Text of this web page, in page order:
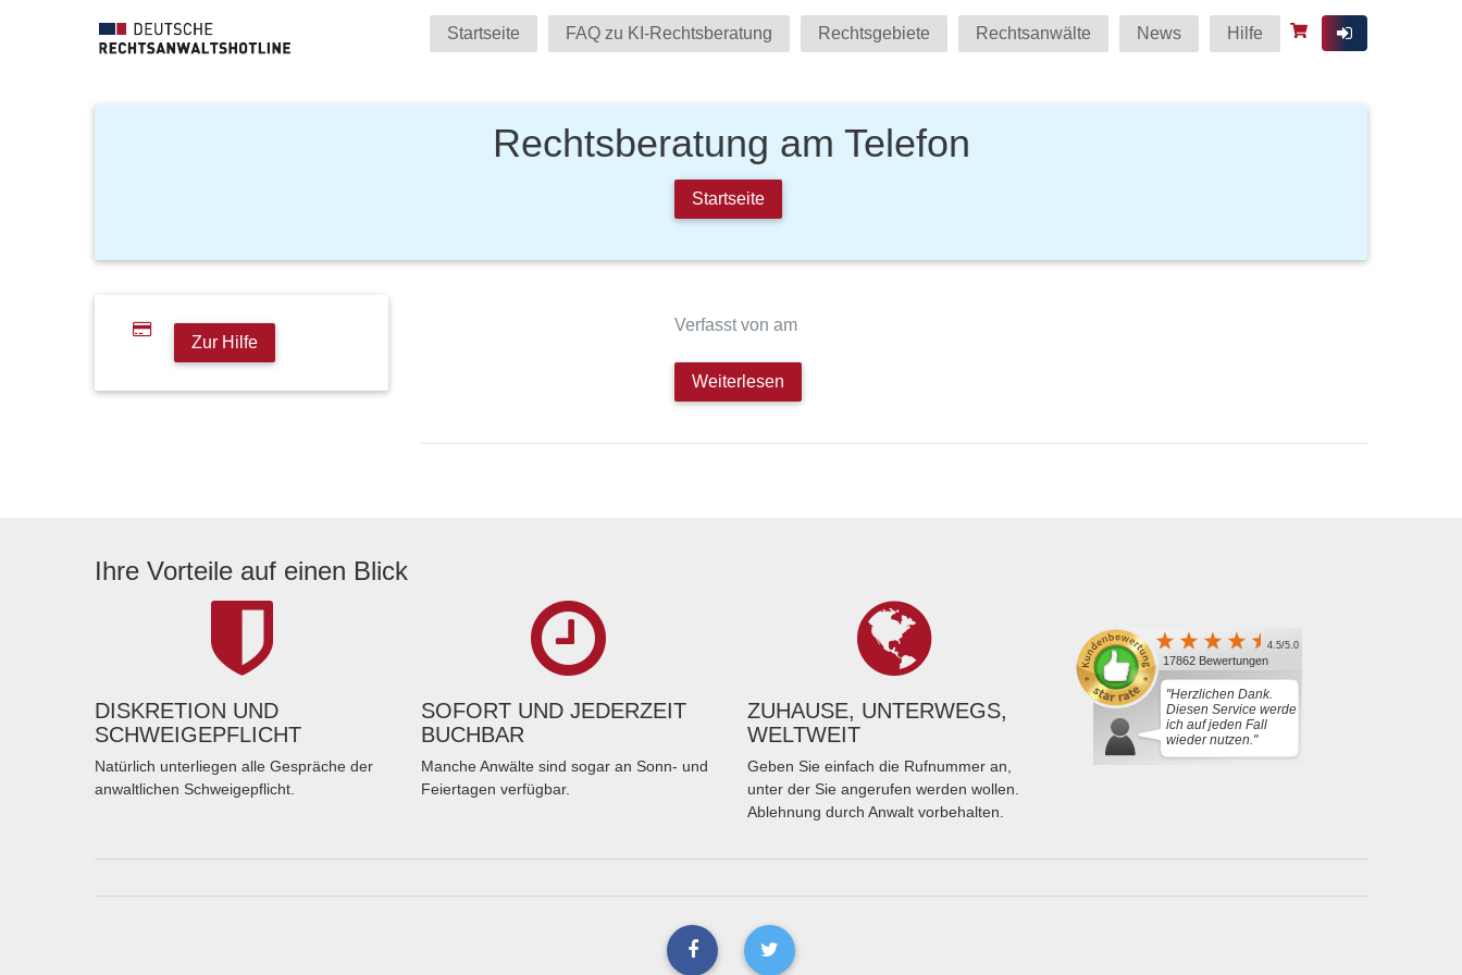
Startseite FAQ zu KI-Rechtsberatung Rechtsgebiete Rechtsanwälte News Hilfe
Rechtsberatung am Telefon
Startseite
Zur Hilfe
Verfasst von am
Weiterlesen
Ihre Vorteile auf einen Blick
DISKRETION UND
SCHWEIGEPFLICHT
Natürlich unterliegen alle Gespräche der
anwaltlichen Schweigepflicht.
SOFORT UND JEDERZEIT
BUCHBAR
Manche Anwälte sind sogar an Sonn- und
Feiertagen verfügbar.
ZUHAUSE, UNTERWEGS,
WELTWEIT
Geben Sie einfach die Rufnummer an,
unter der Sie angerufen werden wollen.
Ablehnung durch Anwalt vorbehalten.
4.5/5.0
17862 Bewertungen
"Herzlichen Dank.
Diesen Service werde
ich auf jeden Fall
wieder nutzen."